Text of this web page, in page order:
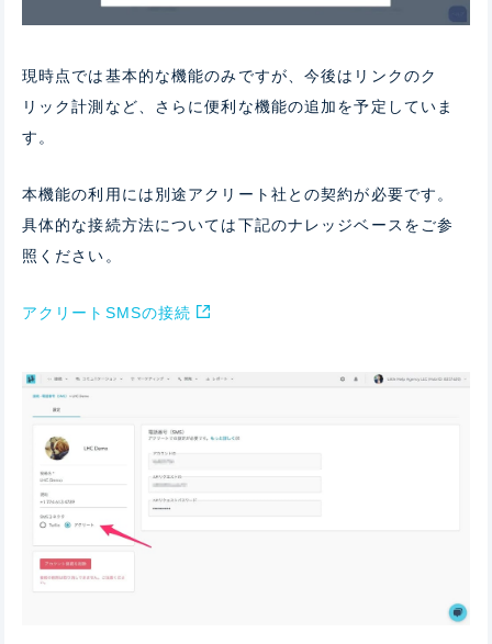
現時点では基本的な機能のみですが、今後はリンクのク
リック計測など、さらに便利な機能の追加を予定していま
す。
本機能の利用には別途アクリート社との契約が必要です。
具体的な接続方法については下記のナレッジベースをご参
照ください。
アクリートSMSの接続